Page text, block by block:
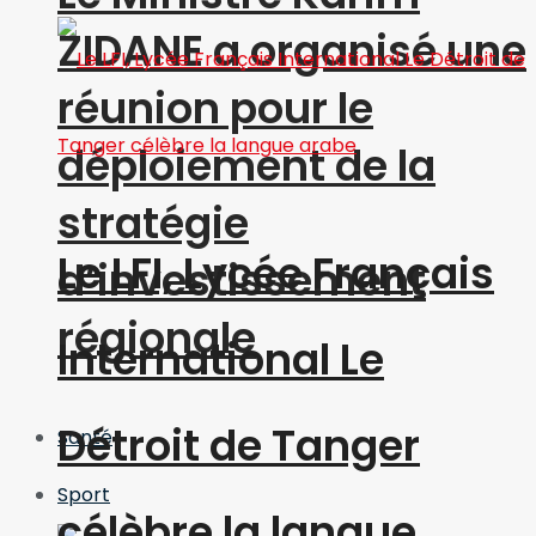
ZIDANE a organisé une
réunion pour le
déploiement de la
stratégie
d’investissement
régionale
Santé
Sport
Le LFI, Lycée Français
International Le
Détroit de Tanger